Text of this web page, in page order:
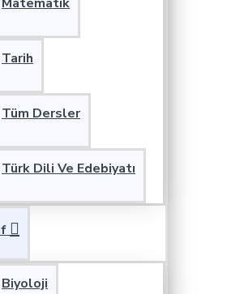
Tarih
Tüm Dersler
Türk Dili Ve Edebiyatı
Biyoloji